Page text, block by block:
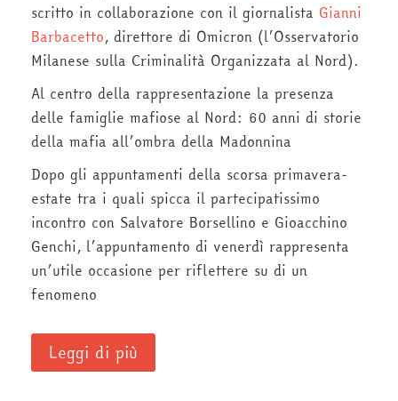
scritto in collaborazione con il giornalista Gianni
Barbacetto, direttore di Omicron (l’Osservatorio
Milanese sulla Criminalità Organizzata al Nord).
Al centro della rappresentazione la presenza
delle famiglie mafiose al Nord: 60 anni di storie
della mafia all’ombra della Madonnina
Dopo gli appuntamenti della scorsa primavera-
estate tra i quali spicca il partecipatissimo
incontro con Salvatore Borsellino e Gioacchino
Genchi, l’appuntamento di venerdì rappresenta
un’utile occasione per riflettere su di un
fenomeno
Leggi di più